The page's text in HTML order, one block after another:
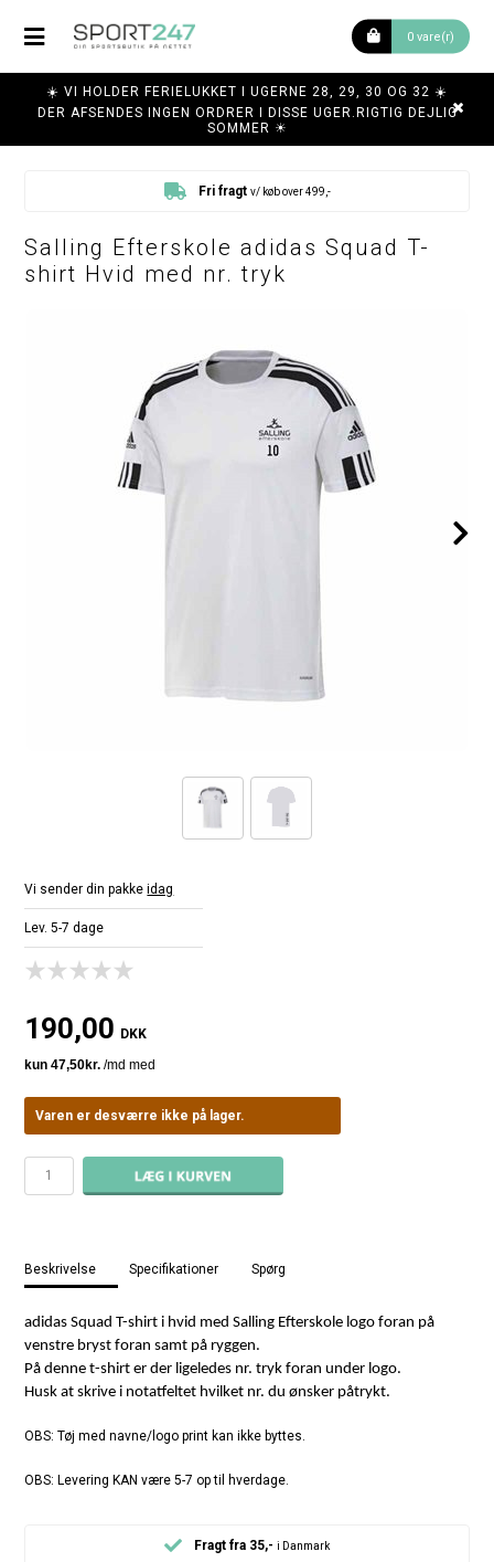
0 vare(r)
☀️ VI HOLDER FERIELUKKET I UGERNE 28, 29, 30 OG 32 ☀️
DER AFSENDES INGEN ORDRER I DISSE UGER.RIGTIG DEJLIG
SOMMER ☀
Fri fragt v/ køb over 499,-
Salling Efterskole adidas Squad T-
shirt Hvid med nr. tryk
Vi sender din pakkeidag
Lev. 5-7 dage
190,00 DKK
Varen er desværre ikke på lager.
Beskrivelse Specifikationer Spørg
adidas Squad T-shirt i hvid med Salling Efterskole logo foran på
venstre bryst foran samt på ryggen.
På denne t-shirt er der ligeledes nr. tryk foran under logo.
Husk at skrive i notatfeltet hvilket nr. du ønsker påtrykt.
OBS: Tøj med navne/logo print kan ikke byttes.
OBS: Levering KAN være 5-7 op til hverdage.
Fragt fra 35,- i Danmark